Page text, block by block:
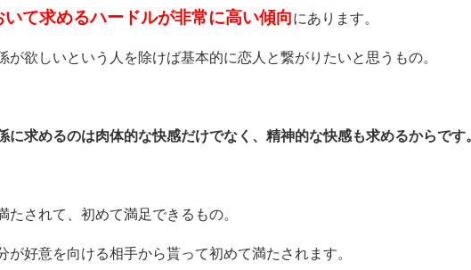
て求めるハードルが非常に高い傾向にあります。
が欲しいという人を除けば基本的に恋人と繋がりたいと思うもの。
に求めるのは肉体的な快感だけでなく、精神的な快感も求めるからです
たされて、初めて満足できるもの。
が好意を向ける相手から貰って初めて満たされます。